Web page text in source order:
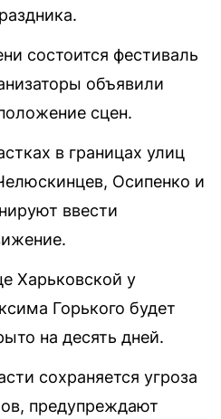
состоится фестиваль
объявили
сцен.
в границах улиц
Осипенко и
ввести
Харьковской у
Горького будет
на десять дней.
сохраняется угроза
предупреждают